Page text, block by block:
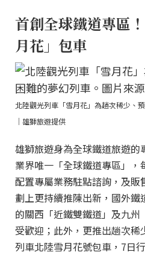
首創全球鐵道專區
月花」包車
北陸觀光列車「雪月花」為趟次稀少、
｜雄獅旅遊提供
雄獅旅遊身為全球鐵道旅遊的
業界唯一「全球鐵道專區」，
配置專屬業務駐點諮詢，及販
劃上更持續推陳出新，國外
的關西「近鐵雙鐵道」及九
受歡迎；此外，更推出趟次
列車北陸雪月花號包車，7日